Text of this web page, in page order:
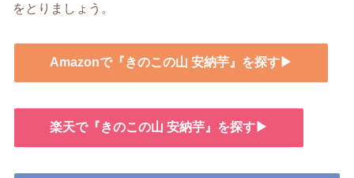
をとりましょう。
Amazonで『きのこの山 安納芋』を探す▶
楽天で『きのこの山 安納芋』を探す▶